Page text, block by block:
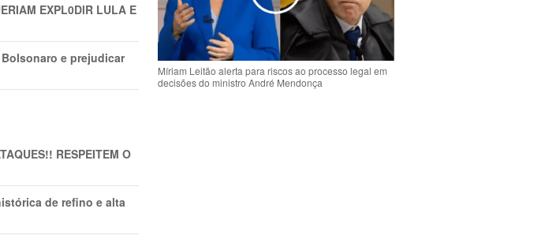
EXPL0DlR LULA E
e prejudicar
RESPEITEM O
de refino e alta
Míriam Leitão alerta para riscos ao processo legal em
decisões do ministro André Mendonça